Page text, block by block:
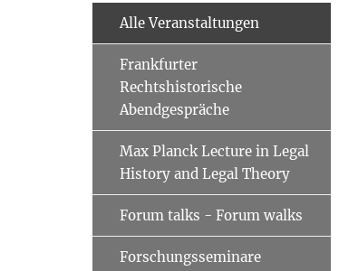
Alle Veranstaltungen
Frankfurter
Rechtshistorische
Abendgespräche
Max Planck Lecture in Legal
History and Legal Theory
Forum talks - Forum walks
Forschungsseminare